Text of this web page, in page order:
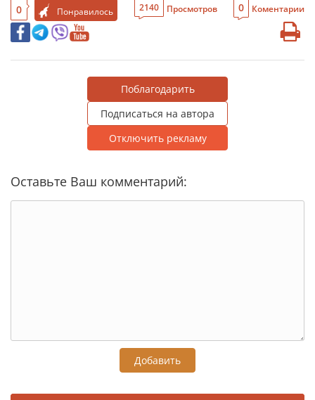
0 Понравилось 2140 Просмотров 0 Коментарии
Поблагодарить
Подписаться на автора
Отключить рекламу
Оставьте Ваш комментарий:
Добавить